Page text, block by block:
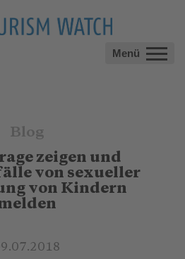
Menü
Blog
zeigen und
von sexueller
von Kindern